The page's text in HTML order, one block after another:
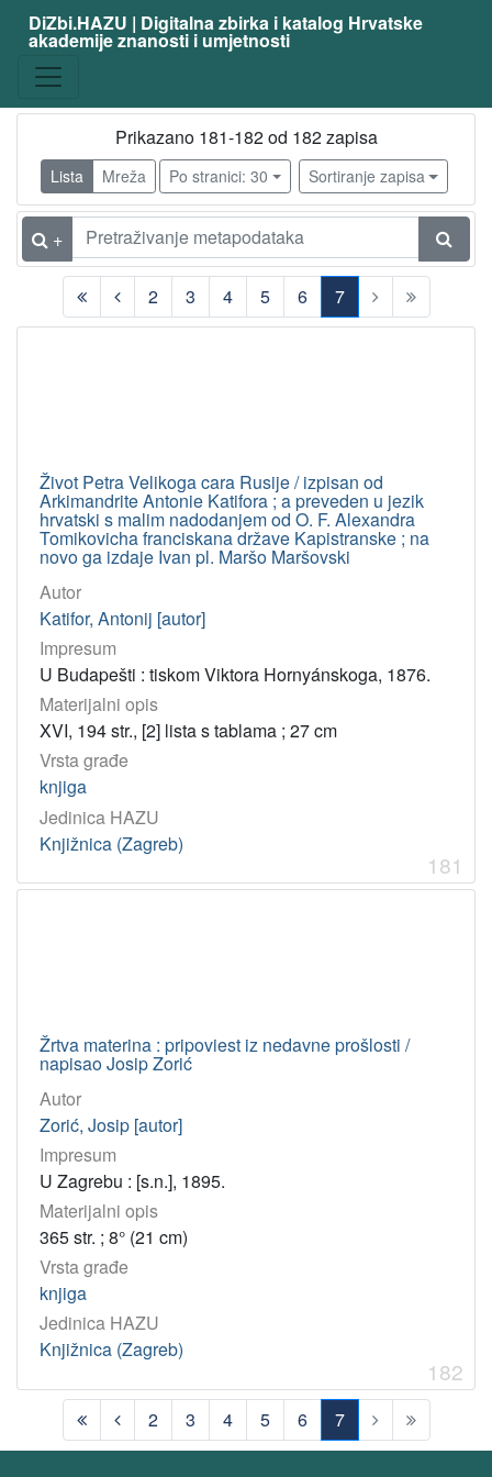
DiZbi.HAZU | Digitalna zbirka i katalog Hrvatske
akademije znanosti i umjetnosti
Prikazano 181-182 od 182 zapisa
Lista Mreža Po stranici: 30 Sortiranje zapisa
+
2 3 4 5 6
7
(current)
Život Petra Velikoga cara Rusije / izpisan od
Arkimandrite Antonie Katifora ; a preveden u jezik
hrvatski s malim nadodanjem od O. F. Alexandra
Tomikovicha franciskana države Kapistranske ; na
novo ga izdaje Ivan pl. Maršo Maršovski
Autor
Katifor, Antonij [autor]
Impresum
U Budapešti : tiskom Viktora Hornyánskoga, 1876.
Materijalni opis
XVI, 194 str., [2] lista s tablama ; 27 cm
Vrsta građe
knjiga
Jedinica HAZU
Knjižnica (Zagreb)
181
Žrtva materina : pripoviest iz nedavne prošlosti /
napisao Josip Zorić
Autor
Zorić, Josip [autor]
Impresum
U Zagrebu : [s.n.], 1895.
Materijalni opis
365 str. ; 8° (21 cm)
Vrsta građe
knjiga
Jedinica HAZU
Knjižnica (Zagreb)
182
2 3 4 5 6
7
(current)